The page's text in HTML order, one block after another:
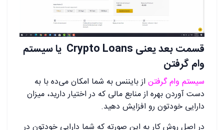
قسمت بعد یعنی Crypto Loans یا سیستم
وام گرفتن
سیستم وام گرفتن از بایننس به شما امکان می‌ده با به
دست آوردن بهره از منابع مالی که در اختیار دارید، میزان
دارایی خودتون رو افزایش دهید.
در اصل روش کار به این صورته که شما دارایی خودتون در